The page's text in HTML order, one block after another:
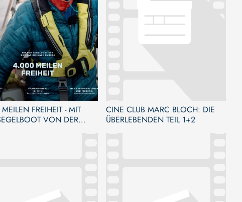
FREIHEIT - MIT
VON DER
CINE CLUB MARC BLOCH: DIE
ÜBERLEBENDEN TEIL 1+2